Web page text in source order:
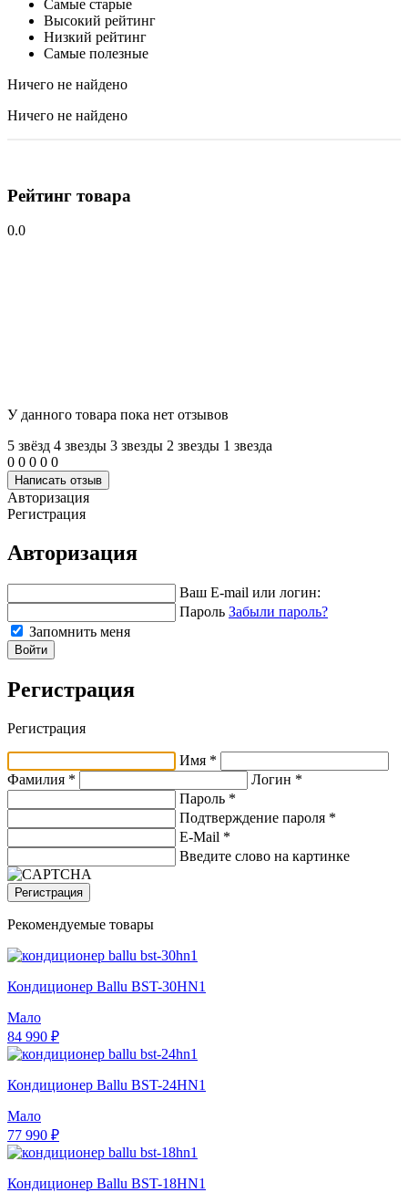
Самые старые
Высокий рейтинг
Низкий рейтинг
Самые полезные
Ничего не найдено
Ничего не найдено
Рейтинг товара
0.0
У данного товара пока нет отзывов
5 звёзд 4 звeзды 3 звeзды 2 звeзды 1 звeзда
0 0 0 0 0
Написать отзыв
Авторизация
Регистрация
Авторизация
Ваш E-mail или логин:
Пароль Забыли пароль?
Запомнить меня
Войти
Регистрация
Регистрация
Имя *
Фамилия *
Логин *
Пароль *
Подтверждение пароля *
E-Mail *
Введите слово на картинке
Регистрация
Рекомендуемые товары
Кондиционер Ballu BST-30HN1
Мало
84 990 ₽
Кондиционер Ballu BST-24HN1
Мало
77 990 ₽
Кондиционер Ballu BST-18HN1